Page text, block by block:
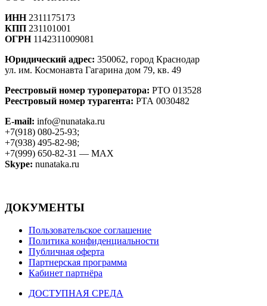
ИНН2311175173
КПП 231101001
ОГРН1142311009081
Юридический адрес: 350062, город Краснодар
ул. им. Космонавта Гагарина дом 79, кв. 49
Реестровый номер туроператора: РТО 013528
Реестровый номер турагента: РТА 0030482
E-mail: info@nunataka.ru
+7(918) 080-25-93;
+7(938) 495-82-98;
+7(999) 650-82-31 — MAX
Skype: nunataka.ru
ДОКУМЕНТЫ
Пользовательское соглашение
Политика конфиденциальности
Публичная оферта
Партнерская программа
Кабинет партнёра
ДОСТУПНАЯ СРЕДА